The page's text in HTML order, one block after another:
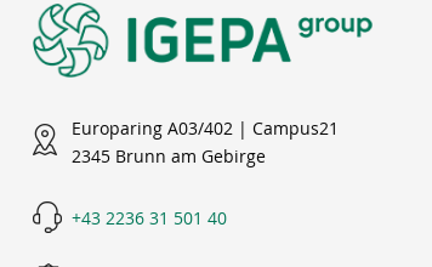
Europaring A03/402 | Campus21
2345 Brunn am Gebirge
+43 2236 31 501 40